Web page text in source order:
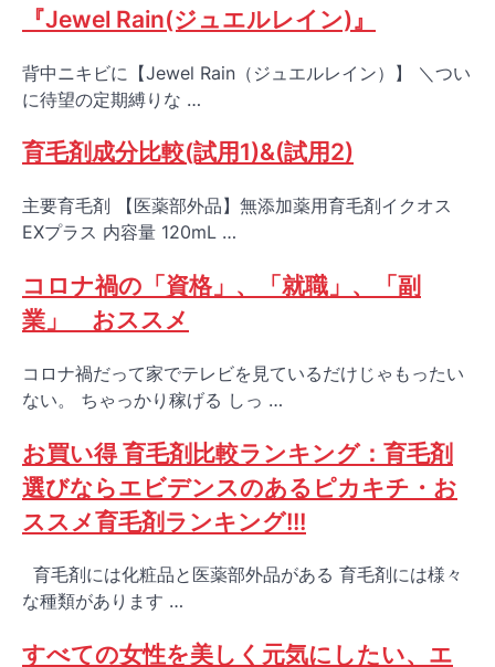
『Jewel Rain(ジュエルレイン)』
背中ニキビに【Jewel Rain（ジュエルレイン）】 ＼つい
に待望の定期縛りな …
育毛剤成分比較(試用1)&(試用2)
主要育毛剤 【医薬部外品】無添加薬用育毛剤イクオス
EXプラス 内容量 120mL …
コロナ禍の「資格」、「就職」、「副
業」 おススメ
コロナ禍だって家でテレビを見ているだけじゃもったい
ない。 ちゃっかり稼げる しっ …
お買い得 育毛剤比較ランキング：育毛剤
選びならエビデンスのあるピカキチ・お
ススメ育毛剤ランキング!!!
育毛剤には化粧品と医薬部外品がある 育毛剤には様々
な種類があります …
すべての女性を美しく元気にしたい、エ